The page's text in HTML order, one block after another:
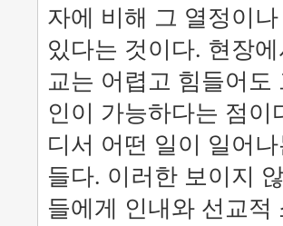
자에 비해 그 열정이
있다는 것이다. 현장
교는 어렵고 힘들어도
인이 가능하다는 점
디서 어떤 일이 일어
들다. 이러한 보이지
들에게 인내와 선교적